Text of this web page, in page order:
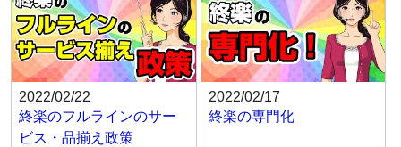
2022/02/22
終楽のフルラインのサー
ビス・品揃え政策
2022/02/17
終楽の専門化